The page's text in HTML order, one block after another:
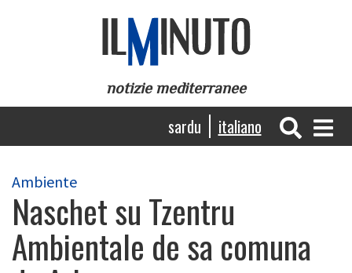
notizie mediterranee
Navigazione
principale
sardu italiano
Ambiente
Naschet su Tzentru
Ambientale de sa comuna